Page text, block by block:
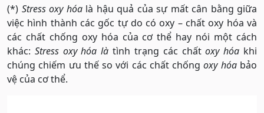
(*) Stress oxy hóalà hậu quả của sự mất cân bằng giữa
việc hình thành các gốc tự do có oxy – chất oxy hóa và
các chất chống oxy hóa của cơ thể hay nói một cách
khác: Stress oxy hóa là tình trạng các chấtoxy hóa khi
chúng chiếm ưu thế so với các chất chốngoxy hóabảo
vệ của cơ thể.